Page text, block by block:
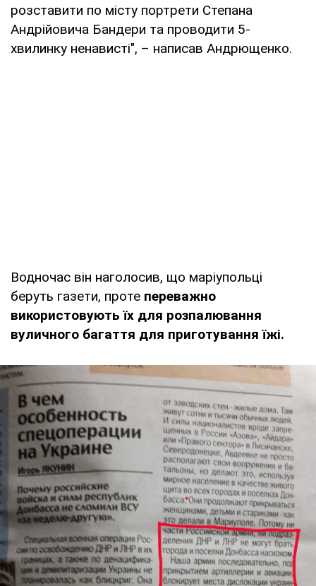
розставити по місту портрети Степана
Андрійовича Бандери та проводити 5-
хвилинку ненависті", – написав Андрющенко.
Водночас він наголосив, що маріупольці
беруть газети, проте переважно
використовують їх для розпалювання
вуличного багаття для приготування їжі.